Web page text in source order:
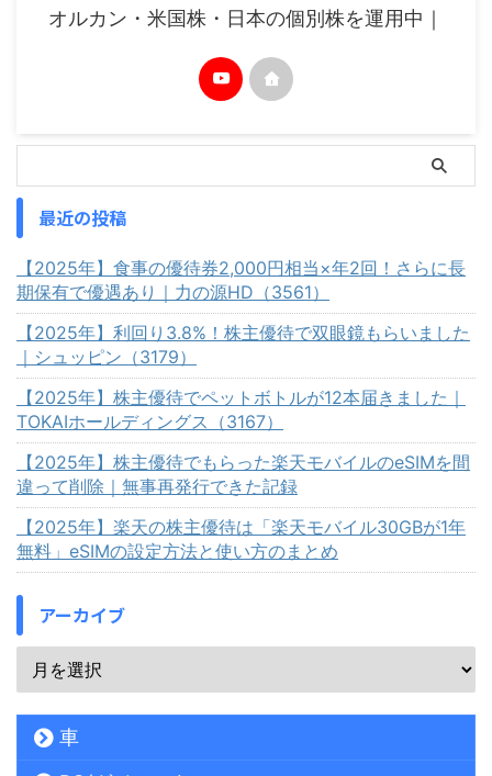
オルカン・米国株・日本の個別株を運用中｜
最近の投稿
【2025年】食事の優待券2,000円相当×年2回！さらに長
期保有で優遇あり｜力の源HD（3561）
【2025年】利回り3.8%！株主優待で双眼鏡もらいました
｜シュッピン（3179）
【2025年】株主優待でペットボトルが12本届きました｜
TOKAIホールディングス（3167）
【2025年】株主優待でもらった楽天モバイルのeSIMを間
違って削除｜無事再発行できた記録
【2025年】楽天の株主優待は「楽天モバイル30GBが1年
無料」eSIMの設定方法と使い方のまとめ
アーカイブ
車